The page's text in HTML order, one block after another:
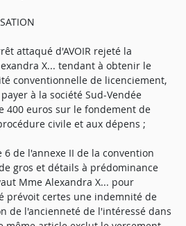
attaqué d'AVOIR rejeté la
X... tendant à obtenir le
conventionnelle de licenciement,
à la société Sud-Vendée
400 euros sur le fondement de
civile et aux dépens ;
6 de l'annexe II de la convention
gros et détails à prédominance
Mme Alexandra X... pour
prévoit certes une indemnité de
de l'ancienneté de l'intéressé dans